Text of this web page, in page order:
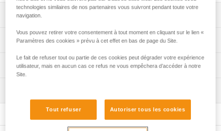
Descriptif
Compatible avec le sac à dos BUG (S073ABXX).
Spécifications techniques
Spécifications référence(s)
Informations techniques
Voir tous les contenus techniques
technologies similaires de nos partenaires vous suivront pendant toute votre
navigation.
Vous pouvez retirer votre consentement à tout moment en cliquant sur le lien «
Paramètres des cookies » prévu à cet effet en bas de page du Site.
Le fait de refuser tout ou partie de ces cookies peut dégrader votre expérience
utilisateur, mais en aucun cas ce refus ne vous empêchera d’accéder à notre
Site.
Tout refuser Autoriser tous les cookies